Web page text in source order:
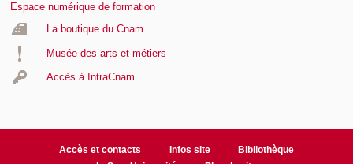
Espace numérique de formation
La boutique du Cnam
Musée des arts et métiers
Accès à IntraCnam
Accès et contacts Infos site
Bibliothèque